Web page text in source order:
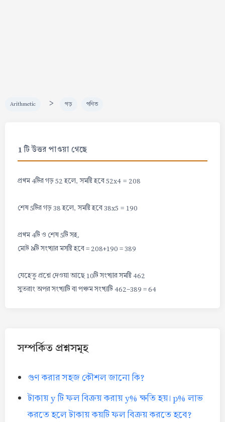
Arithmetic > গড় গণিত
1 টি উত্তর পাওয়া গেছে
প্রথম 4টির গড় 52 হলে, সমষ্টি হবে 52x4 = 208
শেষ 5টির গড় 38 হলে, সমষ্টি হবে 38x5 = 190
প্রথম 4টি ও শেষ 5টি সহ,
মোট ৯টি সংখ্যার মসষ্টি হবে = 208+190 = 389
যেহেতু প্রশ্নে দেওয়া আছে 10টি সংখ্যার সমষ্টি 462
সুতরাং অপর সংখ্যাটি বা পঞ্চম সংখ্যাটি 462-389 = 64
সম্পর্কিত প্রশ্নসমূহ
গুণ করার সহজ কৌশল জানো কি?
টাকায় y টি ফল বিক্রয় করায় y% ক্ষতি হয়। p% লাভ
করতে হলে টাকায় কয়টি ফল বিক্রয় করতে হবে?